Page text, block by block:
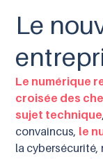
Le
Le numérique
croisée des
sujet technique
convaincus, le
la cybersécurité,